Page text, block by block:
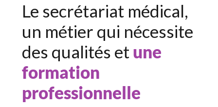
Le secrétariat médical,
un métier qui nécessite
des qualités et une
formation
professionnelle